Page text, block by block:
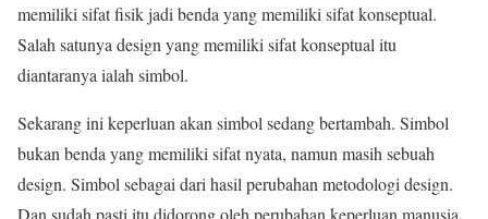
memiliki sifat fisik jadi benda yang memiliki sifat konseptual.
Salah satunya design yang memiliki sifat konseptual itu
diantaranya ialah simbol.
Sekarang ini keperluan akan simbol sedang bertambah. Simbol
bukan benda yang memiliki sifat nyata, namun masih sebuah
design. Simbol sebagai dari hasil perubahan metodologi design.
Dan sudah pasti itu didorong oleh perubahan keperluan manusia